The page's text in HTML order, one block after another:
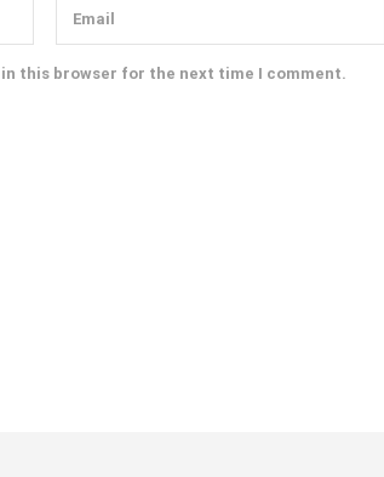
this browser for the next time I comment.